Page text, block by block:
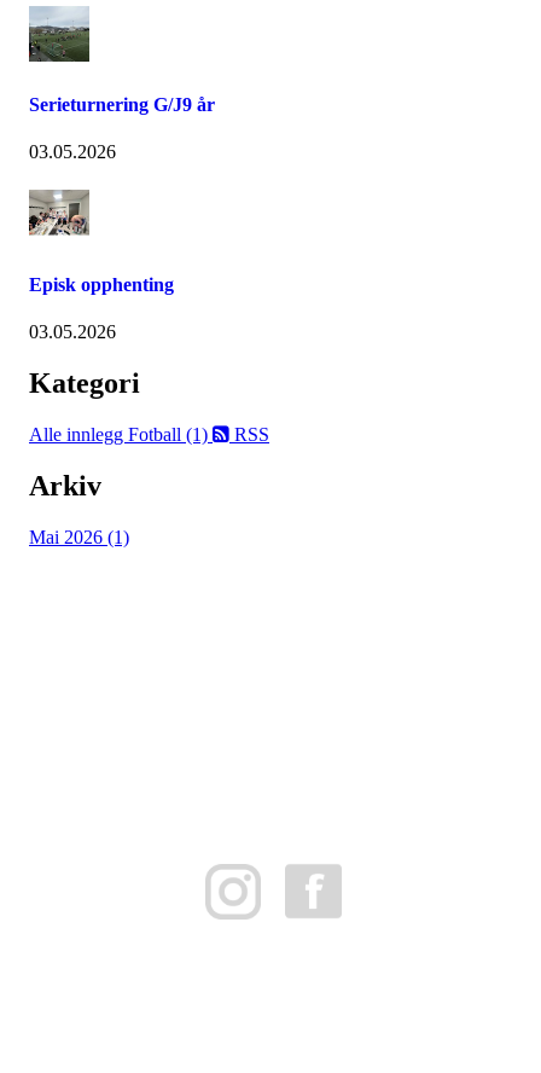
Serieturnering G/J9 år
03.05.2026
Episk opphenting
03.05.2026
Kategori
Alle innlegg Fotball (1) RSS
Arkiv
Mai 2026 (1)